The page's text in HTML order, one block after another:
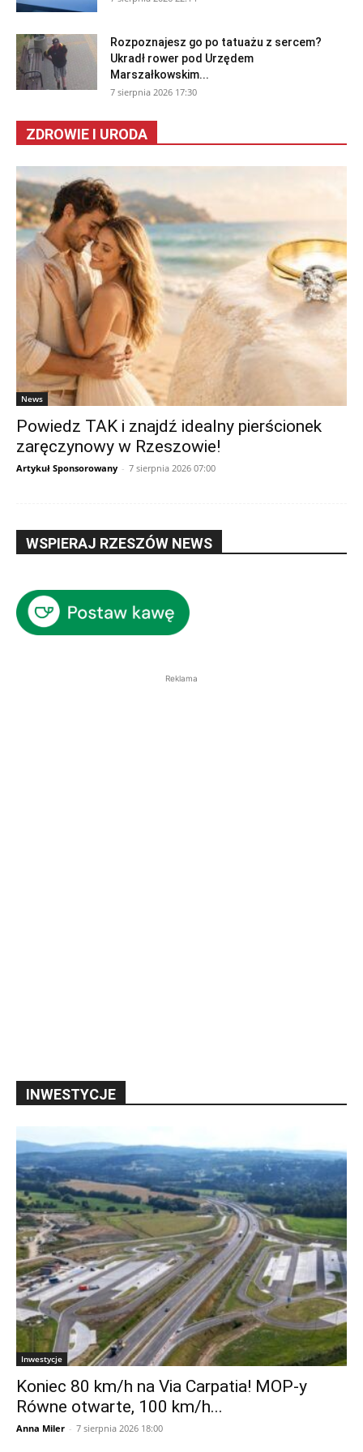
Rozpoznajesz go po tatuażu z sercem?
Ukradł rower pod Urzędem
Marszałkowskim...
7 sierpnia 2026 17:30
ZDROWIE I URODA
News
Powiedz TAK i znajdź idealny pierścionek
zaręczynowy w Rzeszowie!
Artykuł Sponsorowany - 7 sierpnia 2026 07:00
WSPIERAJ RZESZÓW NEWS
Reklama
INWESTYCJE
Inwestycje
Koniec 80 km/h na Via Carpatia! MOP-y
Równe otwarte, 100 km/h...
Anna Miler - 7 sierpnia 2026 18:00